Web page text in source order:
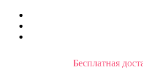
Бесплатная